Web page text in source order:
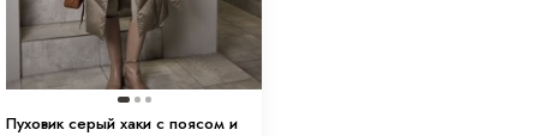
Пуховик серый хаки с поясом и